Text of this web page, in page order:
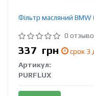
Фільтр масляний BMW
0
337 грн
срок 3
Артикул:
PURFLUX